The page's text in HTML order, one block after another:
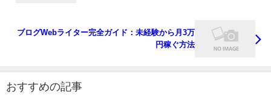
ブログWebライター完全ガイド：未経験から月3万
円稼ぐ方法
おすすめの記事